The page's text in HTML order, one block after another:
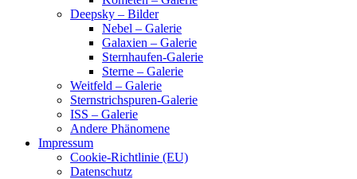
Deepsky – Bilder
Nebel – Galerie
Galaxien – Galerie
Sternhaufen-Galerie
Sterne – Galerie
Weitfeld – Galerie
Sternstrichspuren-Galerie
ISS – Galerie
Andere Phänomene
Impressum
Cookie-Richtlinie (EU)
Datenschutz